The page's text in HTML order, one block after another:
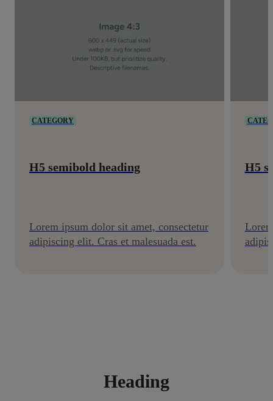
CATEGORY
H5 semibold heading
Lorem ipsum dolor sit amet, consectetur
adipiscing elit. Cras et malesuada est.
H5
Heading